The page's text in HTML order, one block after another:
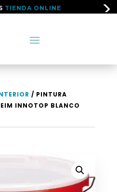
TIENDA ONLINE
/ PINTURA
INNOTOP BLANCO